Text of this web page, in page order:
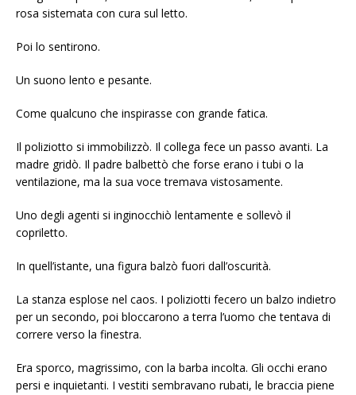
rosa sistemata con cura sul letto.
Poi lo sentirono.
Un suono lento e pesante.
Come qualcuno che inspirasse con grande fatica.
Il poliziotto si immobilizzò. Il collega fece un passo avanti. La
madre gridò. Il padre balbettò che forse erano i tubi o la
ventilazione, ma la sua voce tremava vistosamente.
Uno degli agenti si inginocchiò lentamente e sollevò il
copriletto.
In quell’istante, una figura balzò fuori dall’oscurità.
La stanza esplose nel caos. I poliziotti fecero un balzo indietro
per un secondo, poi bloccarono a terra l’uomo che tentava di
correre verso la finestra.
Era sporco, magrissimo, con la barba incolta. Gli occhi erano
persi e inquietanti. I vestiti sembravano rubati, le braccia piene